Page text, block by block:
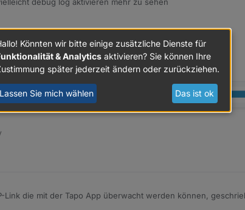
debug log aktivieren mehr zu sehen
device_on übersehen
habe ein neuen Adapter für TP-Link die mit der Tapo App überwacht werden können,
Könnten wir bitte einige zusätzliche Dienste für
& Analytics aktivieren? Sie können Ihre
später jederzeit ändern oder zurückziehen.
Lassen Sie mich wählen Das ist ok